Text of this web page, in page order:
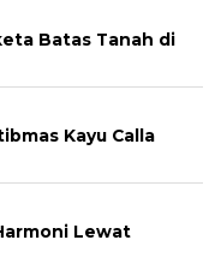
Batas Tanah di
Kayu Calla
Lewat